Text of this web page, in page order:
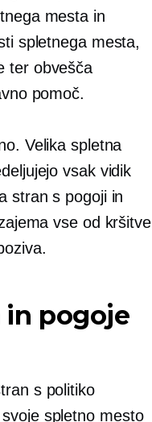
mesta in
spletnega mesta,
ter obvešča
pomoč.
Velika spletna
vsak vidik
stran s pogoji in
vse od kršitve
pogoje
s politiko
spletno mesto